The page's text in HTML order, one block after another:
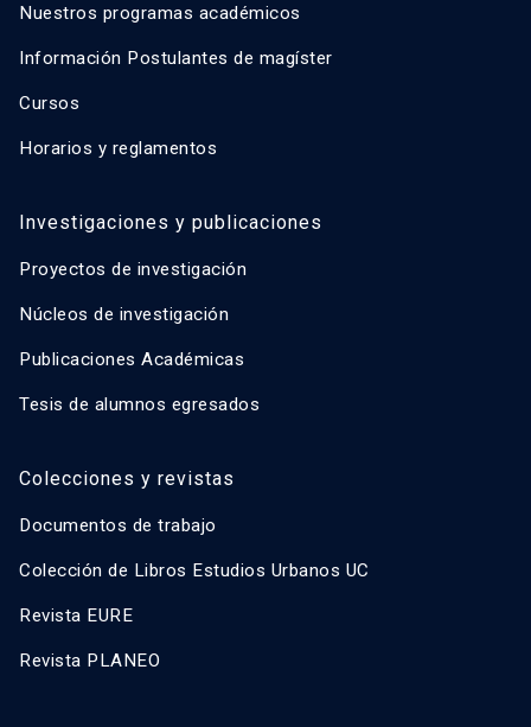
Nuestros programas académicos
Información Postulantes de magíster
Cursos
Horarios y reglamentos
Investigaciones y publicaciones
Proyectos de investigación
Núcleos de investigación
Publicaciones Académicas
Tesis de alumnos egresados
Colecciones y revistas
Documentos de trabajo
Colección de Libros Estudios Urbanos UC
Revista EURE
Revista PLANEO